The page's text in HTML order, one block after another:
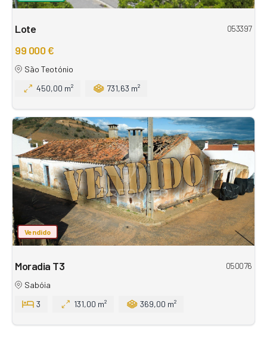
Lote 053397
99 000 €
São Teotónio
450,00 m²
731,63 m²
Vendido
Moradia T3
050076
Sabóia
3
131,00 m² 369,00 m²